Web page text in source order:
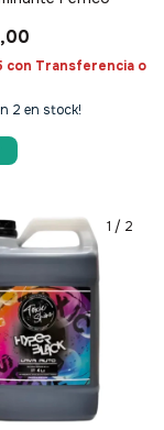
con Transferencia o
2 en stock!
1 / 2